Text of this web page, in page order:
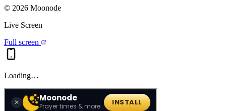
© 2026 Moonode
Live Screen
Full screen
Loading…